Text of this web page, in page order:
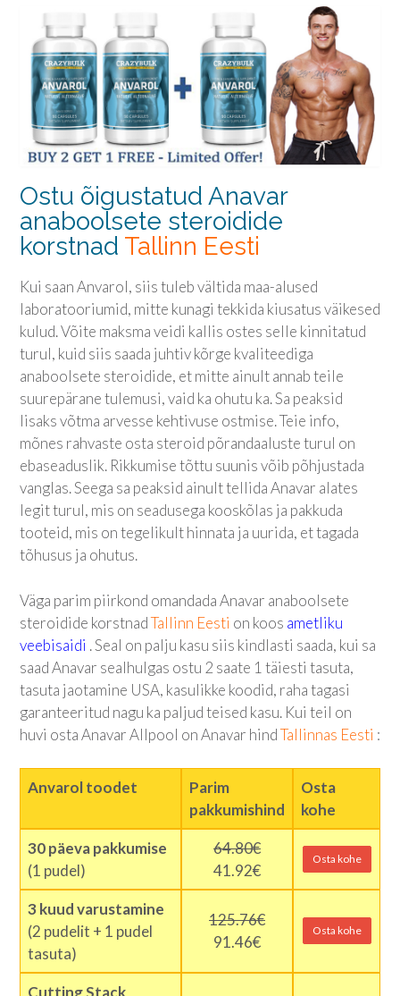
Ostu õigustatud Anavar
anaboolsete steroidide
korstnad Tallinn Eesti
Kui saan Anvarol, siis tuleb vältida maa-alused
laboratooriumid, mitte kunagi tekkida kiusatus väikesed
kulud. Võite maksma veidi kallis ostes selle kinnitatud
turul, kuid siis saada juhtiv kõrge kvaliteediga
anaboolsete steroidide, et mitte ainult annab teile
suurepärane tulemusi, vaid ka ohutu ka. Sa peaksid
lisaks võtma arvesse kehtivuse ostmise. Teie info,
mõnes rahvaste osta steroid põrandaaluste turul on
ebaseaduslik. Rikkumise tõttu suunis võib põhjustada
vanglas. Seega sa peaksid ainult tellida Anavar alates
legit turul, mis on seadusega kooskõlas ja pakkuda
tooteid, mis on tegelikult hinnata ja uurida, et tagada
tõhusus ja ohutus.
Väga parim piirkond omandada Anavar anaboolsete
steroidide korstnadTallinn Eesti on koos ametliku
veebisaidi . Seal on palju kasu siis kindlasti saada, kui sa
saad Anavar sealhulgas ostu 2 saate 1 täiesti tasuta,
tasuta jaotamine USA, kasulikke koodid, raha tagasi
garanteeritud nagu ka paljud teised kasu. Kui teil on
huvi osta Anavar Allpool on Anavar hindTallinnas Eesti :
Anvarol toodet
Parim
pakkumishind
Osta
kohe
30 päeva pakkumise
(1 pudel)
64.80€
41.92€
Osta kohe
3 kuud varustamine
(2 pudelit + 1 pudel
tasuta)
125.76€
91.46€
Osta kohe
Cutting Stack